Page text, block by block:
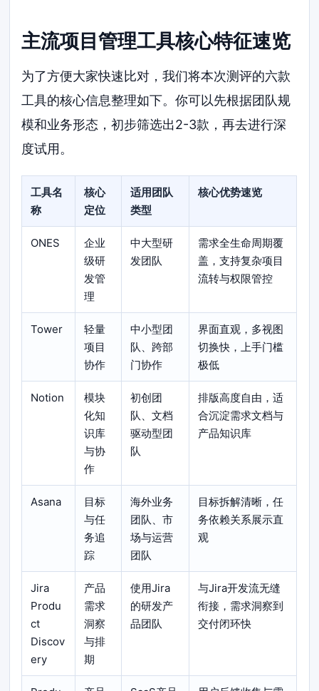
主流项目管理工具核心特征速览
为了方便大家快速比对，我们将本次测评的六款
工具的核心信息整理如下。你可以先根据团队规
模和业务形态，初步筛选出2-3款，再去进行深
度试用。
工具名
称
核心
定位
适用团队
类型
核心优势速览
ONES
企业
级研
发管
理
中大型研
发团队
需求全生命周期覆
盖，支持复杂项目
流转与权限管控
Tower
轻量
项目
协作
中小型团
队、跨部
门协作
界面直观，多视图
切换快，上手门槛
极低
Notion
模块
化知
识库
与协
作
初创团
队、文档
驱动型团
队
排版高度自由，适
合沉淀需求文档与
产品知识库
Asana
目标
与任
务追
踪
海外业务
团队、市
场与运营
团队
目标拆解清晰，任
务依赖关系展示直
观
Jira
Produ
ct
Discov
ery
产品
需求
洞察
与排
期
使用Jira
的研发产
品团队
与Jira开发流无缝
衔接，需求洞察到
交付闭环快